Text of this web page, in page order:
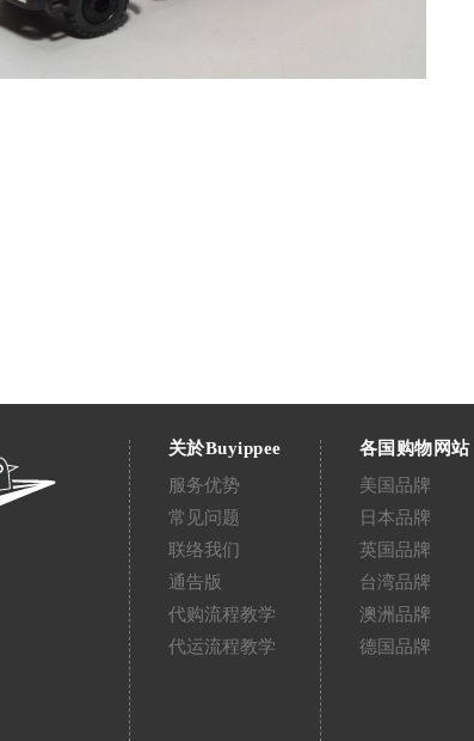
关於Buyippee
服务优势
常见问题
联络我们
通告版
代购流程教学
代运流程教学
各国购物网站
美国品牌
日本品牌
英国品牌
台湾品牌
澳洲品牌
德国品牌